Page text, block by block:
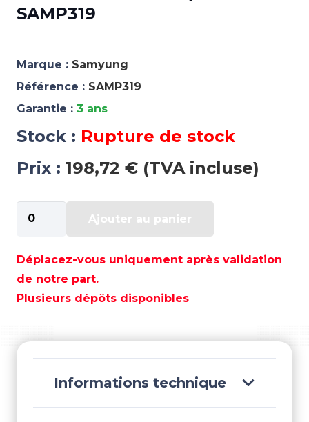
SAMP319
Marque : Samyung
Référence : SAMP319
Garantie : 3 ans
Stock : Rupture de stock
Prix : 198,72 € (TVA incluse)
de
50/200KHZ
-
SAMP319
Ajouter au panier
Déplacez-vous uniquement après validation
de notre part.
Plusieurs dépôts disponibles
Informations technique